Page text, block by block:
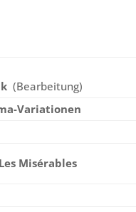
(Bearbeitung)
Variationen
Misérables